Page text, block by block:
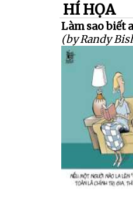
HÍ HỌA
Làm sao biết
(by Randy